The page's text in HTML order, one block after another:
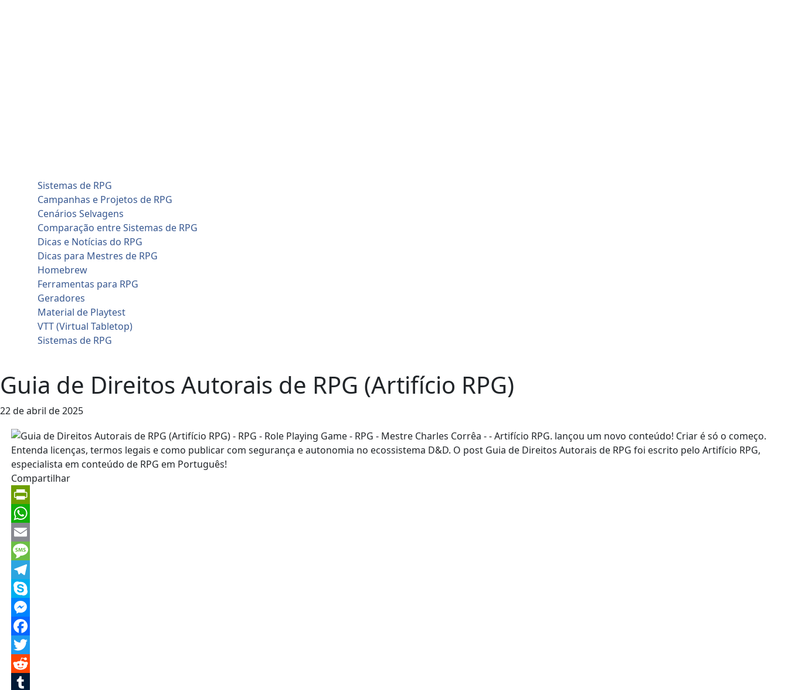
Sistemas de RPG
Campanhas e Projetos de RPG
Cenários Selvagens
Comparação entre Sistemas de RPG
Dicas e Notícias do RPG
Dicas para Mestres de RPG
Homebrew
Ferramentas para RPG
Geradores
Material de Playtest
VTT (Virtual Tabletop)
Sistemas de RPG
Guia de Direitos Autorais de RPG (Artifício RPG)
22 de abril de 2025
Compartilhar
PrintFriendly
WhatsApp
Email
Message
Telegram
Skype
Messenger
Facebook
Twitter
Reddit